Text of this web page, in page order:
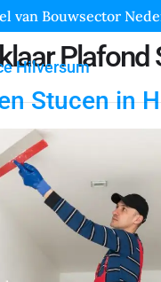
van Bouwsector
HilversumPlafond
Stucen in